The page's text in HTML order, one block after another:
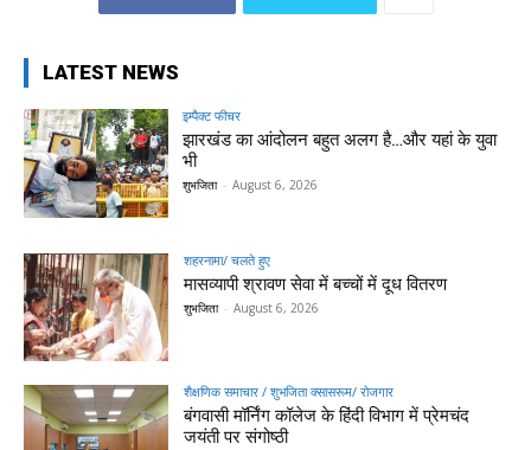
LATEST NEWS
इम्पैक्ट फीचर
झारखंड का आंदोलन बहुत अलग है…और यहां के युवा
भी
शुभजिता - August 6, 2026
शहरनामा/ चलते हुए
मासव्यापी श्रावण सेवा में बच्चों में दूध वितरण
शुभजिता - August 6, 2026
शैक्षणिक समाचार / शुभजिता क्सासरूम/ रोजगार
बंगवासी मॉर्निंग कॉलेज के हिंदी विभाग में प्रेमचंद
जयंती पर संगोष्ठी